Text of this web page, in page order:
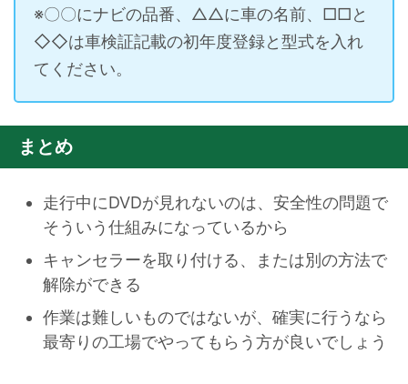
※〇〇にナビの品番、△△に車の名前、□□と
◇◇は車検証記載の初年度登録と型式を入れ
てください。
まとめ
走行中にDVDが見れないのは、安全性の問題で
そういう仕組みになっているから
キャンセラーを取り付ける、または別の方法で
解除ができる
作業は難しいものではないが、確実に行うなら
最寄りの工場でやってもらう方が良いでしょう